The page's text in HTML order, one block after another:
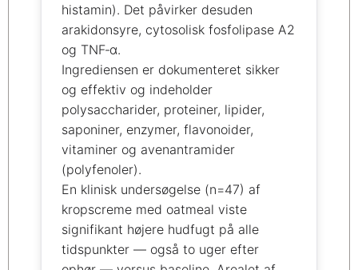
histamin). Det påvirker desuden
arakidonsyre, cytosolisk fosfolipase A2
og TNF‑α.
Ingrediensen er dokumenteret sikker
og effektiv og indeholder
polysaccharider, proteiner, lipider,
saponiner, enzymer, flavonoider,
vitaminer og avenantramider
(polyfenoler).
En klinisk undersøgelse (n=47) af
kropscreme med oatmeal viste
signifikant højere hudfugt på alle
tidspunkter — også to uger efter